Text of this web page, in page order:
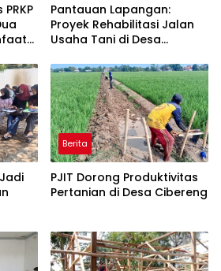
Pantauan Lapangan:
Proyek Rehabilitasi Jalan
Usaha Tani di Desa
Sesuai Spesifikasi
Berita
PJIT Dorong Produktivitas
Pertanian di Desa Cibereng